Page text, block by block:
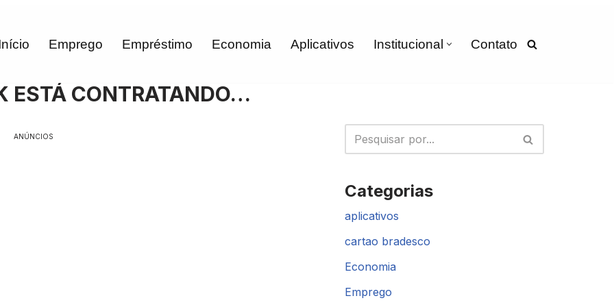
Emprego Empréstimo Economia Aplicativos Institucional Contato
ESTÁ CONTRATANDO…
ANÚNCIOS
Categorias
aplicativos
cartao bradesco
Economia
Emprego